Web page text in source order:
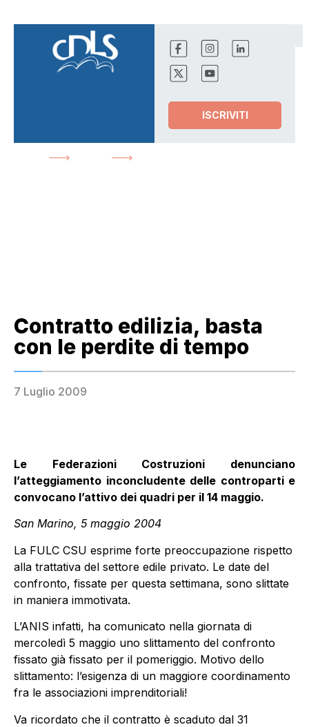
ISCRIVITI
Contratto edilizia, basta
con le perdite di tempo
7 Luglio 2009
Le Federazioni Costruzioni denunciano
l’atteggiamento inconcludente delle controparti e
convocano l’attivo dei quadri per il 14 maggio.
San Marino, 5 maggio 2004
La FULC CSU esprime forte preoccupazione rispetto
alla trattativa del settore edile privato. Le date del
confronto, fissate per questa settimana, sono slittate
in maniera immotivata.
L’ANIS infatti, ha comunicato nella giornata di
mercoledì 5 maggio uno slittamento del confronto
fissato già fissato per il pomeriggio. Motivo dello
slittamento: l’esigenza di un maggiore coordinamento
fra le associazioni imprenditoriali!
Va ricordato che il contratto è scaduto dal 31